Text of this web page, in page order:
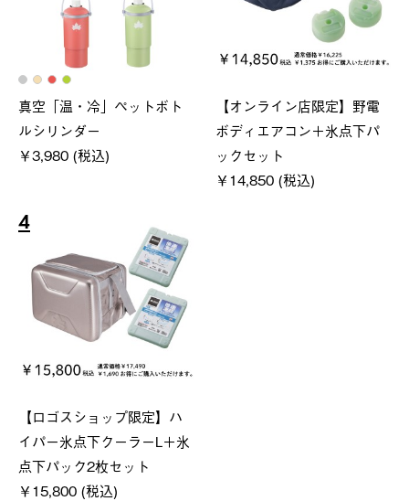
真空「温・冷」ペットボト
ルシリンダー
￥3,980 (税込)
【オンライン店限定】野電
ボディエアコン＋氷点下パ
ックセット
￥14,850 (税込)
4
【ロゴスショップ限定】ハ
イパー氷点下クーラーL＋氷
点下パック2枚セット
￥15,800 (税込)